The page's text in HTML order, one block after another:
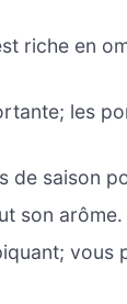
riche en
les
de saison
son arôme.
vous